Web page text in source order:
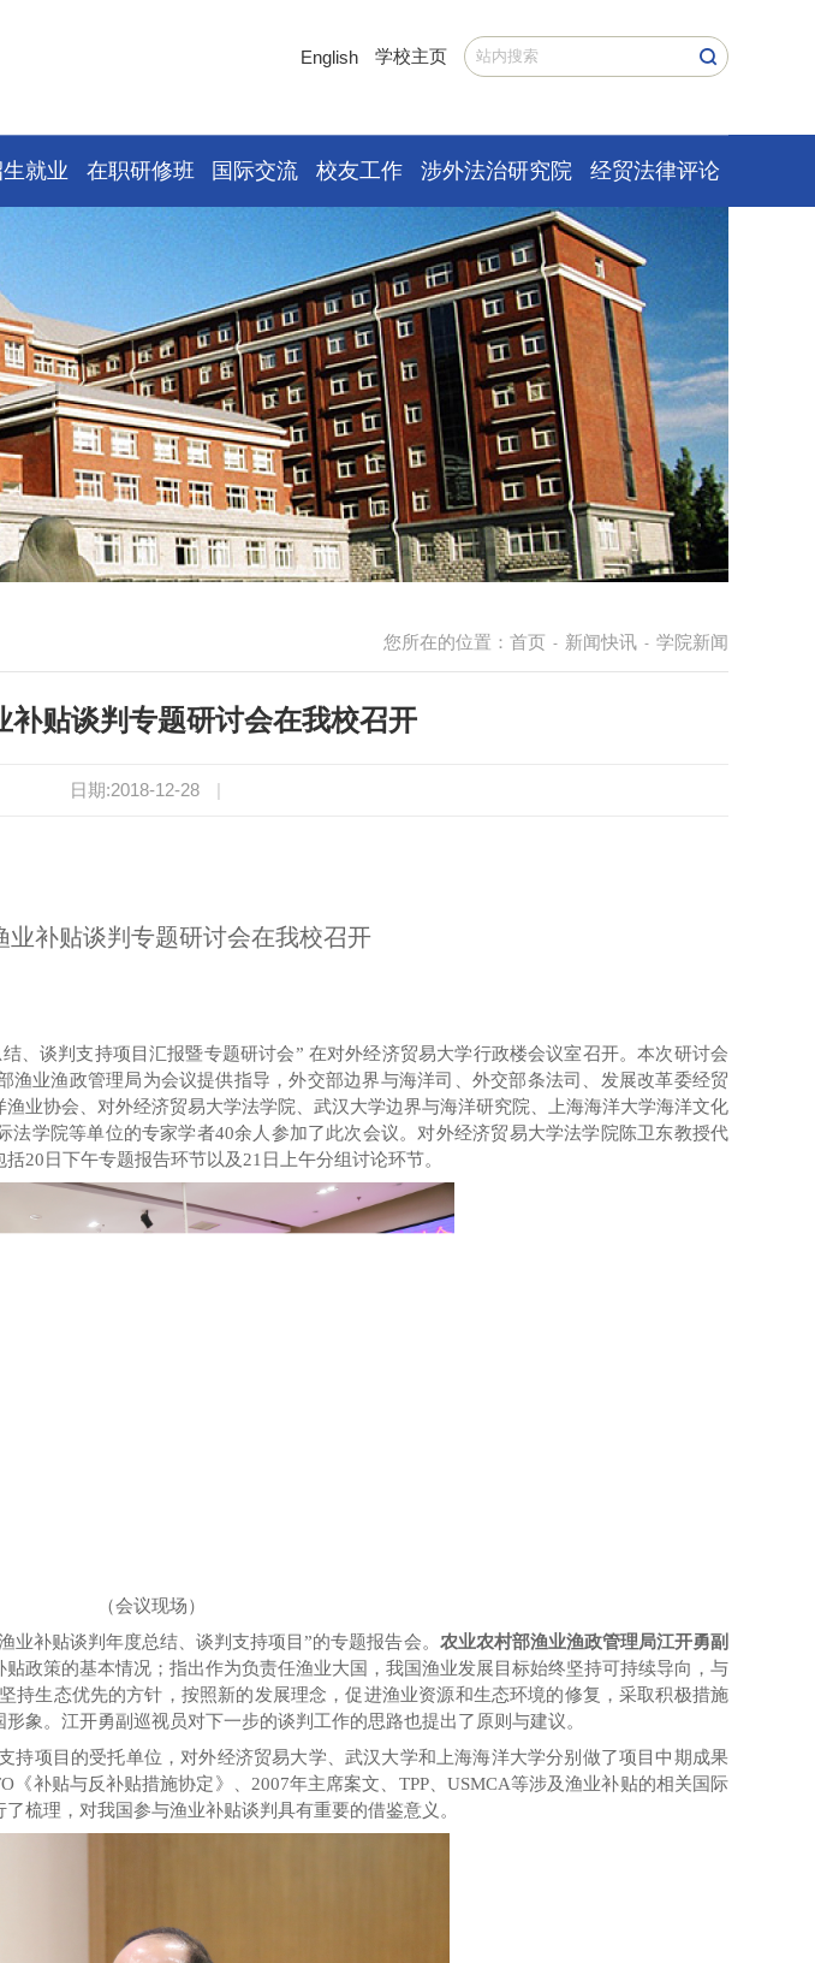
English 学校主页
就业 在职研修班 国际交流 校友工作 涉外法治研究院 经贸法律评论
您所在的位置： 首页 - 新闻快讯 - 学院新闻
补贴谈判专题研讨会在我校召开
日期:2018-12-28
业补贴谈判专题研讨会在我校召开
、谈判支持项目汇报暨专题研讨会” 在对外经济贸易大学行政楼会议室召开。本次研讨会
渔业渔政管理局为会议提供指导，外交部边界与海洋司、外交部条法司、发展改革委经贸
业协会、对外经济贸易大学法学院、武汉大学边界与海洋研究院、上海海洋大学海洋文化
学院等单位的专家学者40余人参加了此次会议。对外经济贸易大学法学院陈卫东教授代
20日下午专题报告环节以及21日上午分组讨论环节。
（会议现场）
业补贴谈判年度总结、谈判支持项目”的专题报告会。 农业农村部渔业渔政管理局江开勇副
贴政策的基本情况 ； 指出作为负责任渔业大国，我国渔业发展目标始终坚持可持续导向，与
持生态优先的方针，按照新的发展理念，促进渔业资源和生态环境的修复，采取积极措施
象。 江开勇副巡视员对下一步的谈判 工作的思路也提出了原则与建议。
持项目的受托单位，对外经济贸易大学、武汉大学和上海海洋大学分别做了项目中期成果
《补贴与反补贴措施协定》、 2007年主席案文、 TPP、USMCA等涉及渔业补贴的相关国际
梳理，对我国参与渔业补贴谈判具有重要的借鉴意义。